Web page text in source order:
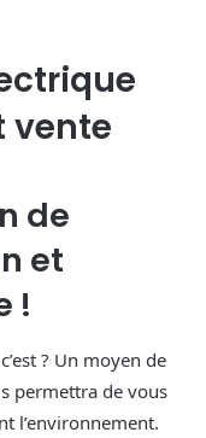
vente
de
et
!
? Un moyen de
permettra de vous
l’environnement.